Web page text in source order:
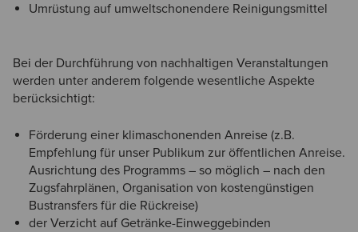
Umrüstung auf umweltschonendere Reinigungsmittel
Bei der Durchführung von nachhaltigen Veranstaltungen
werden unter anderem folgende wesentliche Aspekte
berücksichtigt:
Förderung einer klimaschonenden Anreise (z.B.
Empfehlung für unser Publikum zur öffentlichen Anreise.
Ausrichtung des Programms – so möglich – nach den
Zugsfahrplänen, Organisation von kostengünstigen
Bustransfers für die Rückreise)
der Verzicht auf Getränke-Einweggebinden